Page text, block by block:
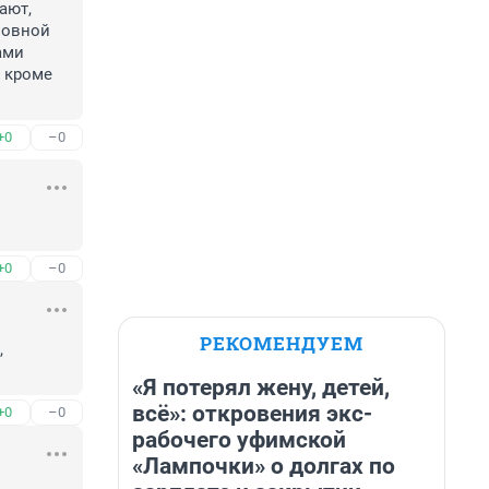
кроме
–0
–0
–0
РЕКОМЕНДУЕМ
«Я потерял жену, детей,
всё»: откровения экс-
рабочего уфимской
«Лампочки» о долгах по